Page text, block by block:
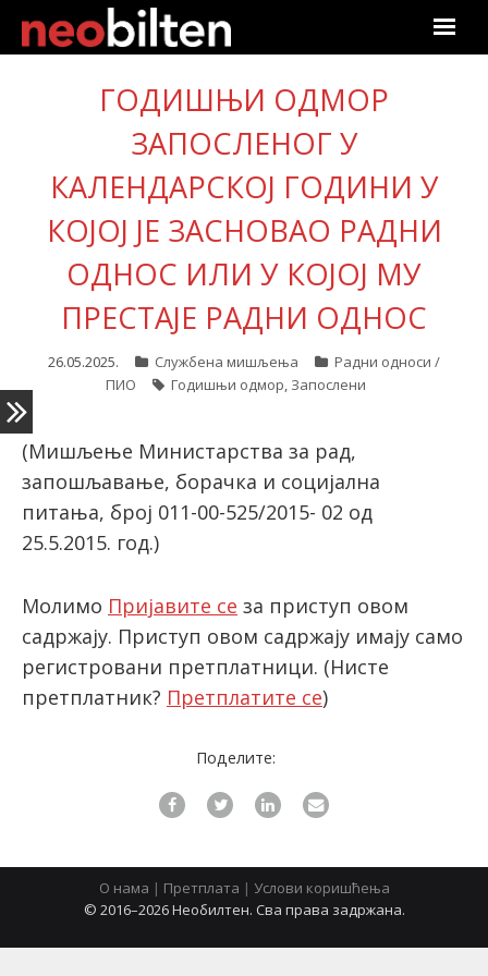
Почетна
Претрага
Актуелно
Подаци
Линкови
Пријава
ГОДИШЊИ ОДМОР
ЗАПОСЛЕНОГ У
КАЛЕНДАРСКОЈ ГОДИНИ У
КОЈОЈ ЈЕ ЗАСНОВАО РАДНИ
ОДНОС ИЛИ У КОЈОЈ МУ
ПРЕСТАЈЕ РАДНИ ОДНОС
26.05.2025. Службена мишљења
Радни односи /
ПИО
Годишњи одмор, Запослени
(Мишљење Министарства за рад,
запошљавање, борачка и социјална
питања, број 011-00-525/2015- 02 од
25.5.2015. год.)
Молимо Пријавите се за приступ овом
садржају. Приступ овом садржају имају само
регистровани претплатници. (Нисте
претплатник? Претплатите се)
Поделите:
О нама | Претплата | Услови коришћења
© 2016–2026 Необилтен. Сва права задржана.